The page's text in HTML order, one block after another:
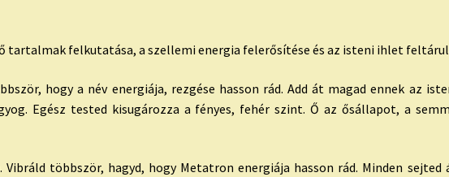
tartalmak felkutatása, a szellemi energia felerősítése és az isteni ihlet
hogy a név energiája, rezgése hasson rád. Add át magad ennek az
Egész tested kisugározza a fényes, fehér szint. Ő az ősállapot, a
többször, hagyd, hogy Metatron energiája hasson rád. Minden sejted